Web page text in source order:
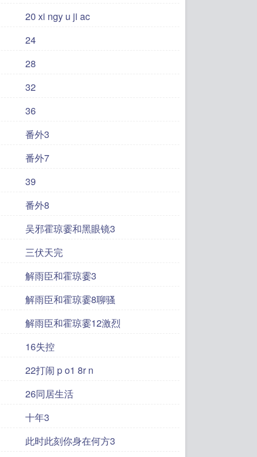
20 xi ngy u ji ac
24
28
32
36
番外3
番外7
39
番外8
吴邪霍琼霎和黑眼镜3
三伏天完
解雨臣和霍琼霎3
解雨臣和霍琼霎8聊骚
解雨臣和霍琼霎12激烈
16失控
22打闹 p o1 8r n
26同居生活
十年3
此时此刻你身在何方3